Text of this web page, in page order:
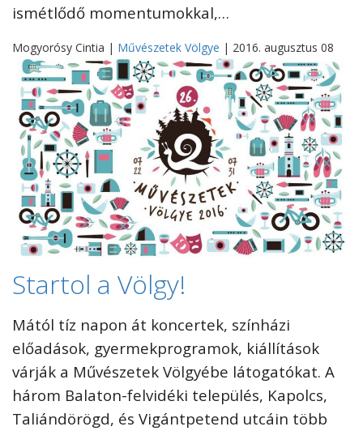
ismétlődő momentumokkal,…
Mogyorósy Cintia | Művészetek Völgye | 2016. augusztus 08
Startol a Völgy!
Mától tíz napon át koncertek, színházi
előadások, gyermekprogramok, kiállítások
várják a Művészetek Völgyébe látogatókat. A
három Balaton-felvidéki település, Kapolcs,
Taliándörögd, és Vigántpetend utcáin több